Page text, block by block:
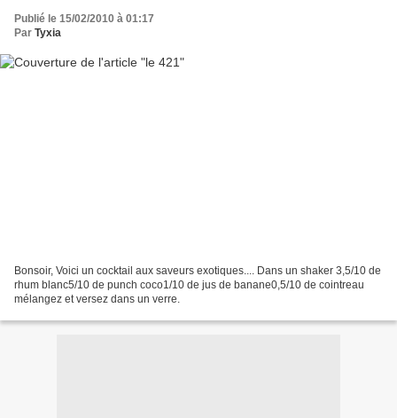
Publié le 15/02/2010 à 01:17
Par Tyxia
Bonsoir, Voici un cocktail aux saveurs exotiques.... Dans un shaker 3,5/10 de
rhum blanc5/10 de punch coco1/10 de jus de banane0,5/10 de cointreau
mélangez et versez dans un verre.